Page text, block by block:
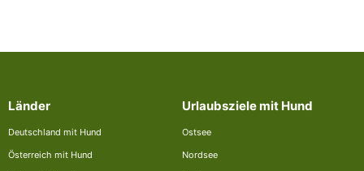
Länder
Deutschland mit Hund
Österreich mit Hund
Urlaubsziele mit Hund
Ostsee
Nordsee